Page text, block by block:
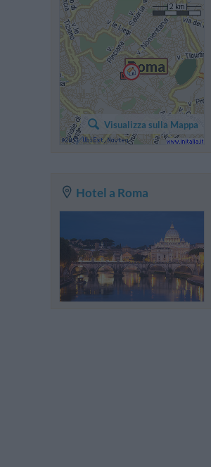
Visualizza sulla Mappa
Hotel a Roma